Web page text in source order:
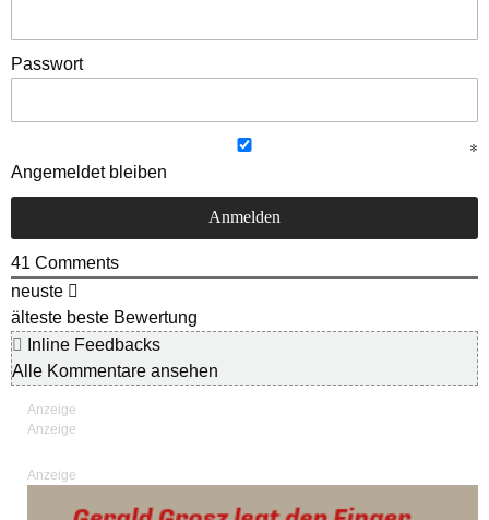
Passwort
Angemeldet bleiben
41 Comments
neuste
älteste beste Bewertung
Inline Feedbacks
Alle Kommentare ansehen
Anzeige